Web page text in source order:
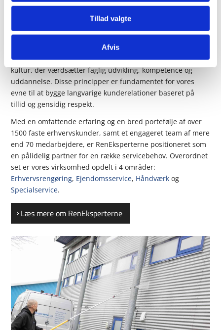
Tillad valgte
Afvis
Bredden i ekspertise, dybden i
Vi stræber efter at opretholde en høj standard for vores
arbejde og service. Vores langsigtede vision støttes af en
kultur, der værdsætter faglig udvikling, kompetence og
uddannelse. Disse principper er fundamentet for vores
evne til at bygge langvarige kunderelationer baseret på
tillid og gensidig respekt.
Med en omfattende erfaring og en bred portefølje af over
1500 faste erhvervskunder, samt et engageret team af mere
end 70 medarbejdere, er RenEksperterne positioneret som
en pålidelig partner for en række servicebehov. Overordnet
set er vores virksomhed opdelt i 4 områder:
Erhvervsrengøring, Ejendomsservice, Håndværk og
Specialservice.
Læs mere om RenEksperterne